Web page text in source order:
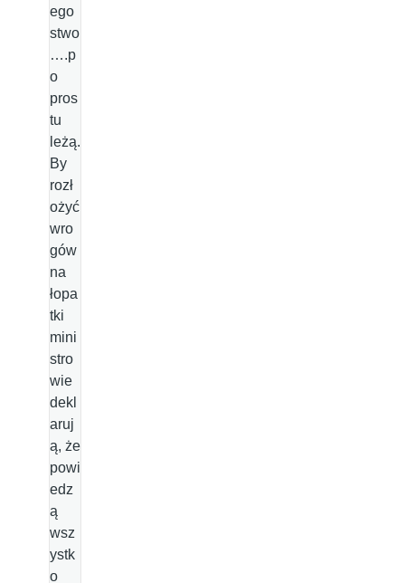
ego
stwo
….p
o
pros
tu
leżą.
By
rozł
ożyć
wro
gów
na
łopa
tki
mini
stro
wie
dekl
aruj
ą, że
powi
edz
ą
wsz
ystk
o